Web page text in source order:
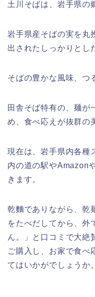
土川そばは、岩手県の
岩手県産そばの実を丸
出されたしっかりとし
そばの豊かな風味、つ
田舎そば特有の、麺が
め、食べ応えが抜群の
現在は、岩手県内各種
内の道の駅やAmazon
きます。
乾麵でありながら、乾
をたべだしてから、外
ん。」と口コミで大絶
ご購入し、お家で食べ
てはいかがでしょうか。